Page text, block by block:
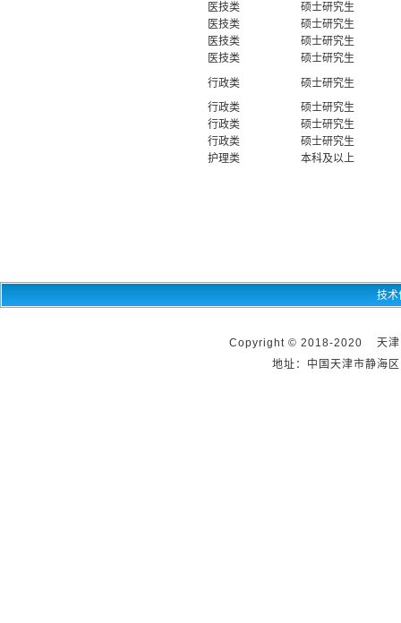
医技类
硕士研究生
医技类
硕士研究生
医技类
硕士研究生
医技类
硕士研究生
行政类
硕士研究生
行政类
硕士研究生
行政类
硕士研究生
行政类
硕士研究生
护理类
本科及以上
技术
Copyright © 2018-2020 天津
地址：中国天津市静海